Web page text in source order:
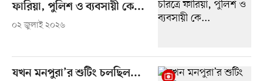
ফারিয়া, পুলিশ ও ব্যবসায়ী কে...
০২ জুলাই ২০২৬
যখন মনপুরা’র শুটিং চলছিল...